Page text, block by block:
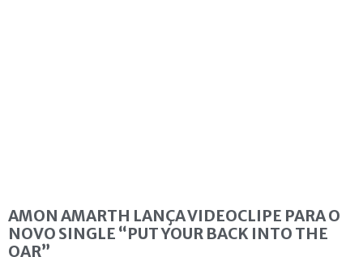
AMON AMARTH LANÇA VIDEOCLIPE PARA O
NOVO SINGLE “PUT YOUR BACK INTO THE
OAR”